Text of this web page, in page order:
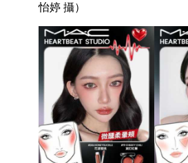
怡婷 攝）